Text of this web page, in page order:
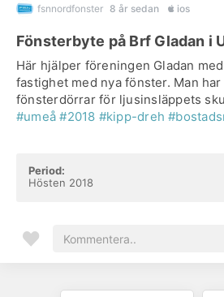
fsnnordfonster 8 år sedan ios
Fönsterbyte på Brf Gladan i
Här hjälper föreningen Gladan
fastighet med nya fönster. Man
fönsterdörrar för ljusinsläppets
#umeå #2018 #kipp-dreh
Period:
Hösten 2018